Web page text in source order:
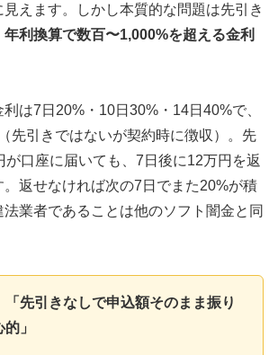
えます。しかし本質的な問題は先引き
年利換算で数百〜1,000%を超える金利
は7日20%・10日30%・14日40%で、
先引きではないが契約時に徴収）。先
が口座に届いても、7日後に12万円を返
返せなければ次の7日でまた20%が積
業者であることは他のソフト闇金と同
「先引きなしで申込額そのまま振り
」